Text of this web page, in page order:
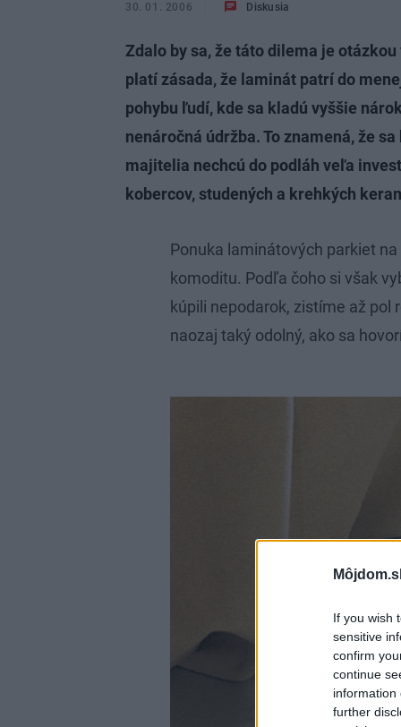
If you wish
sensitive
confirm
continue
information
further
30. 01. 2006 Diskusia
Zdalo by sa, že táto dilema je
platí zásada, že laminát patrí do
pohybu ľudí, kde sa kladú vyššie
nenáročná údržba. To znamená, že
majitelia nechcú do podláh veľa
kobercov, studených a krehkých
Ponuka laminátových parkiet
komoditu. Podľa čoho si však
kúpili nepodarok, zistíme až pol
naozaj taký odolný, ako sa